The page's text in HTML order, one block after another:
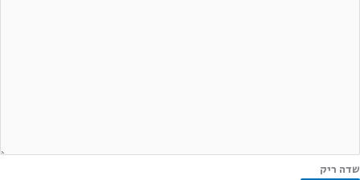
שדה ריק